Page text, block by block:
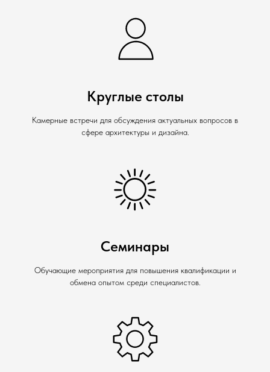
Круглые столы
Камерные встречи для обсуждения актуальных вопросов в
сфере архитектуры и дизайна.
Семинары
Обучающие мероприятия для повышения квалификации и
обмена опытом среди специалистов.